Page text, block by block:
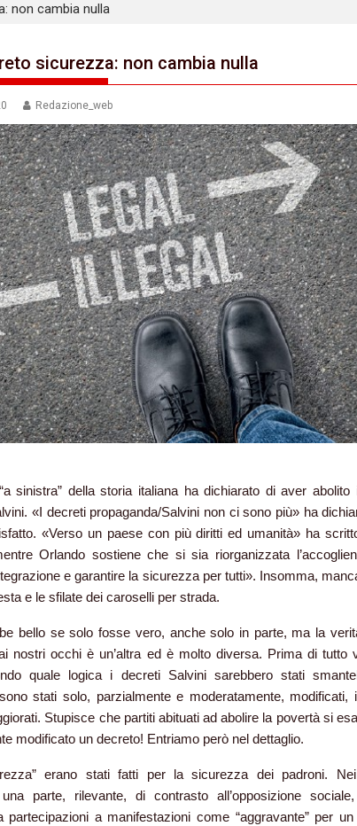
non cambia nulla
sicurezza: non cambia nulla
Redazione_web
sinistra” della storia italiana ha dichiarato di aver abolito
«I decreti propaganda/Salvini non ci sono più» ha
«Verso un paese con più diritti ed umanità» ha
Orlando sostiene che si sia riorganizzata
e garantire la sicurezza per tutti». Insomma,
e le sfilate dei caroselli per strada.
bello se solo fosse vero, anche solo in parte, ma la
nostri occhi è un’altra ed è molto diversa. Prima di tutto
quale logica i decreti Salvini sarebbero stati
stati solo, parzialmente e moderatamente, modificati,
Stupisce che partiti abituati ad abolire la povertà si
modificato un decreto! Entriamo però nel dettaglio.
erano stati fatti per la sicurezza dei padroni.
parte, rilevante, di contrasto all’opposizione
partecipazioni a manifestazioni come “aggravante” per